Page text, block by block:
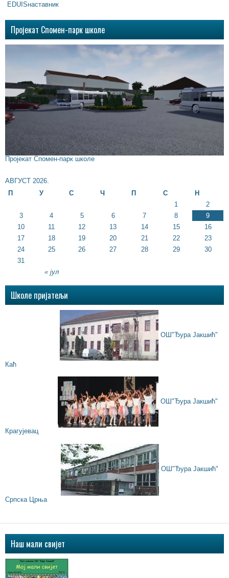
EDUISнаставник
Пројекат Спомен-парк школе
Пројекат Спомен-парк школе
АВГУСТ 2026.
П
У С Ч П С Н
« јул
1
2
3
4 5 6 7 8
9
10
11 12 13 14 15
16
17
18 19 20 21 22
23
24
25 26 27 28 29
30
31
Школе пријатељи
ОШ"Ђура Јакшић"
Каћ
ОШ"Ђура Јакшић"
Крагујевац
ОШ"Ђура Јакшић"
Српска Црња
Наш мали свијет